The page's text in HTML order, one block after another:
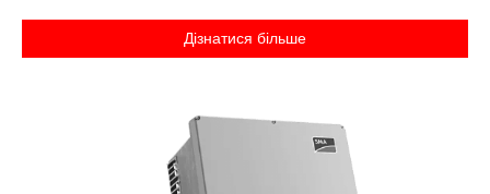
Дізнатися більше